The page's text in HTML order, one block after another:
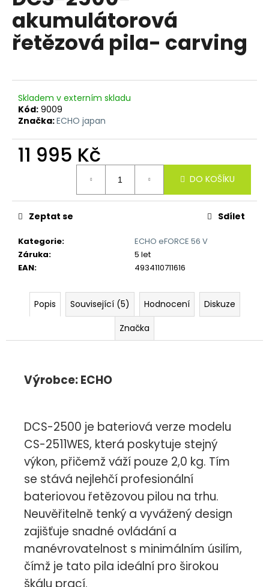
z
5
hvězdiček.
akumulátorová
řetězová pila- carving
Skladem v externím skladu
Kód: 9009
Značka:ECHO japan
11 995 Kč
DO KOŠÍKU
Kategorie:
ECHO eFORCE 56 V
Záruka:
5 let
EAN: 4934110711616
Zeptat se Sdílet
Popis Související (5) Hodnocení
Diskuze
Značka
Výrobce: ECHO
DCS-2500 je bateriová verze modelu
CS-2511WES, která poskytuje stejný
výkon, přičemž váží pouze 2,0 kg. Tím
se stává nejlehčí profesionální
bateriovou řetězovou pilou na trhu.
Neuvěřitelně tenký a vyvážený design
zajišťuje snadné ovládání a
manévrovatelnost s minimálním úsilím,
čímž je tato pila ideální pro širokou
škálu prací.
a
j
í
?
HLEDAT
o
p
u
č
e